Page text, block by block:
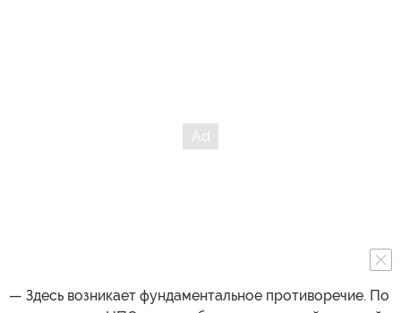
— Здесь возникает фундаментальное противоречие. По